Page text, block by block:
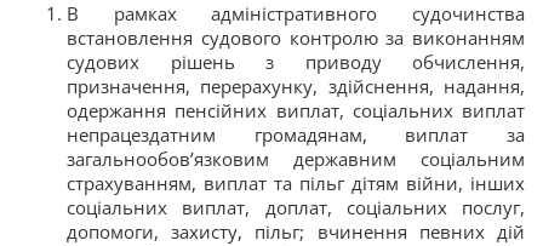
В рамках адміністративного судочинства
встановлення судового контролю за виконанням
судових рішень з приводу обчислення,
призначення, перерахунку, здійснення, надання,
одержання пенсійних виплат, соціальних виплат
непрацездатним громадянам, виплат за
загальнообов’язковим державним соціальним
страхуванням, виплат та пільг дітям війни, інших
соціальних виплат, доплат, соціальних послуг,
допомоги, захисту, пільг; вчинення певних дій